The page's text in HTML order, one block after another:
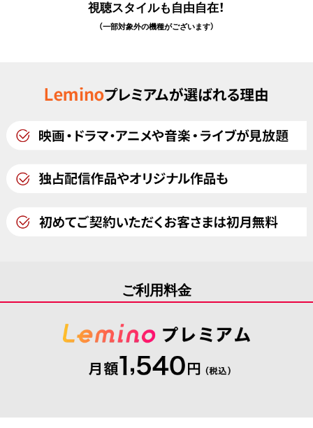
視聴スタイルも自由自在！
（一部対象外の機種がございます）
ご利用料金